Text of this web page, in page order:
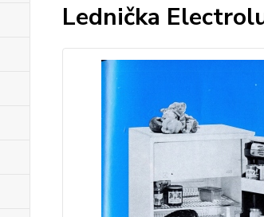
Lednička